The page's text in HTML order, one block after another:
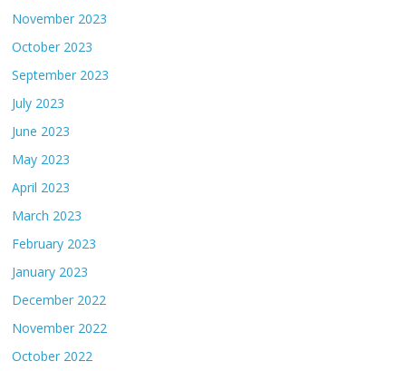
November 2023
October 2023
September 2023
July 2023
June 2023
May 2023
April 2023
March 2023
February 2023
January 2023
December 2022
November 2022
October 2022